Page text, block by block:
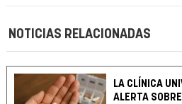
NOTICIAS RELACIONADAS
LA CLÍNICA
ALERTA